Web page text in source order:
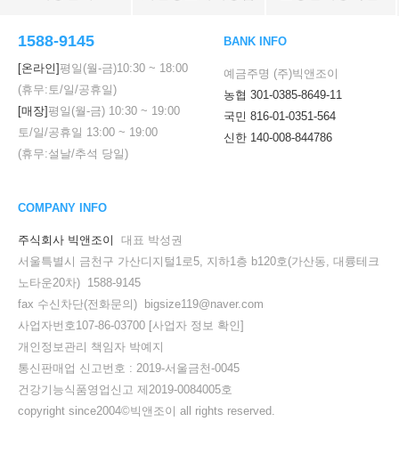
1588-9145
[온라인]평일(월-금)10:30 ~ 18:00
(휴무:토/일/공휴일)
[매장]평일(월-금) 10:30 ~ 19:00
토/일/공휴일 13:00 ~ 19:00
(휴무:설날/추석 당일)
BANK INFO
예금주명 (주)빅앤조이
농협 301-0385-8649-11
국민 816-01-0351-564
신한 140-008-844786
COMPANY INFO
주식회사 빅앤조이
대표 박성권
서울특별시 금천구 가산디지털1로5, 지하1층 b120호(가산동, 대륭테크
노타운20차) 1588-9145
fax 수신차단(전화문의) bigsize119@naver.com
사업자번호107-86-03700 [사업자 정보 확인]
개인정보관리 책임자 박예지
통신판매업 신고번호 : 2019-서울금천-0045
건강기능식품영업신고 제2019-0084005호
copyright since2004©빅앤조이 all rights reserved.